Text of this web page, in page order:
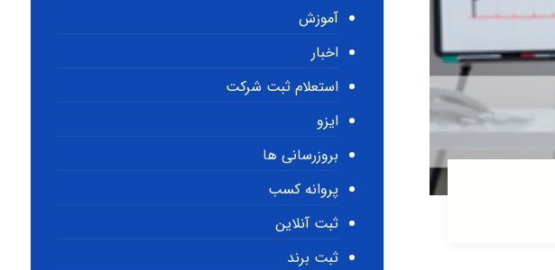
آموزش
اخبار
استعلام ثبت شرکت
ایزو
بروزرسانی ها
پروانه کسب
ثبت آنلاین
ثبت برند